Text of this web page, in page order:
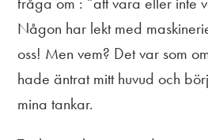
Någon har lekt med
oss! Men vem? Det var som
hade äntrat mitt huvud och
mina tankar.